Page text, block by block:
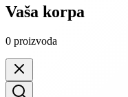
Vaša korpa
0 proizvoda